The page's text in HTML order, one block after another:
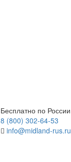
Бесплатно по России
8 (800) 302-64-53
info@midland-rus.ru